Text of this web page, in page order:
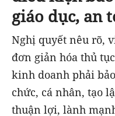
giáo dục, an
Nghị quyết nêu rõ,
đơn giản hóa thủ
kinh doanh phải
chức, cá nhân, tạo
thuận lợi, lành